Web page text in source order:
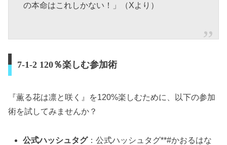
の本命はこれしかない！」（Xより）
7-1-2 120％楽しむ参加術
『薫る花は凛と咲く』を120%楽しむために、以下の参加
術を試してみませんか？
公式ハッシュタグ：公式ハッシュタグ**#かおるはな